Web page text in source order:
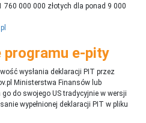
000 000 złotych dla ponad 9 000
programu e-pity
wysłania deklaracji PIT przez
Ministerstwa Finansów lub
do swojego US tradycyjnie w wersji
wypełnionej deklaracji PIT w pliku